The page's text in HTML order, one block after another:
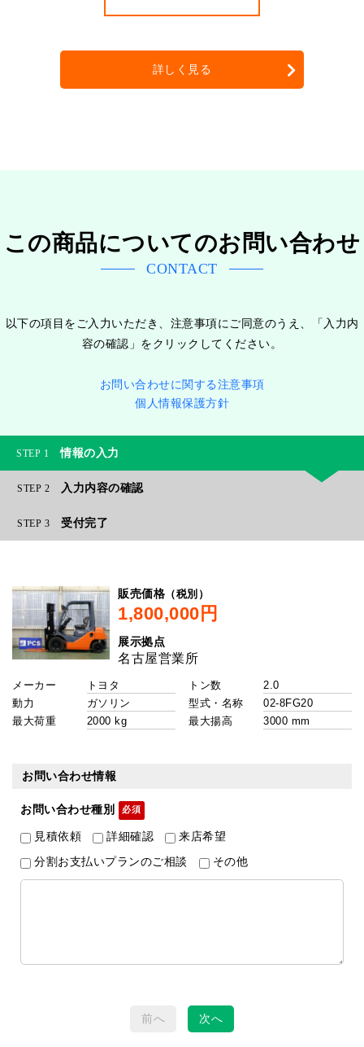
詳しく見る
この商品についてのお問い合わせ
CONTACT
以下の項目をご入力いただき、注意事項にご同意のうえ、「入力内
容の確認」をクリックしてください。
お問い合わせに関する注意事項
個人情報保護方針
1 情報の入力
2 入力内容の確認
3 受付完了
販売価格 （税別）
展示拠点
メーカー
トン数
動力
型式・名称
最大荷重
最大揚高
お問い合わせ情報
お問い合わせ種別
見積依頼 詳細確認 来店希望
分割お支払いプランのご相談 その他
前へ 次へ